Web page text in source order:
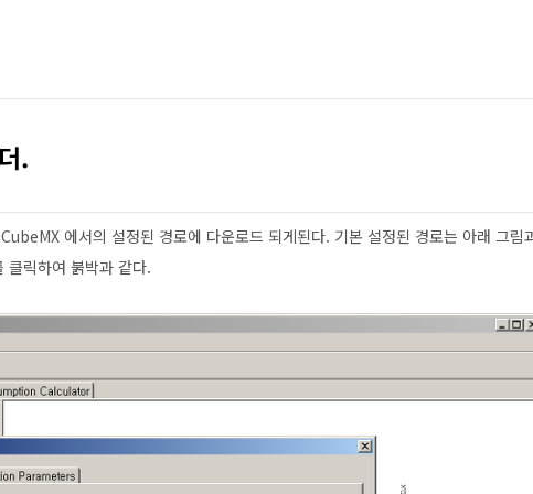
.
에서의 설정된 경로에 다운로드 되게된다. 기본 설정된 경로는 아래 그림
릭하여 붉박과 같다.